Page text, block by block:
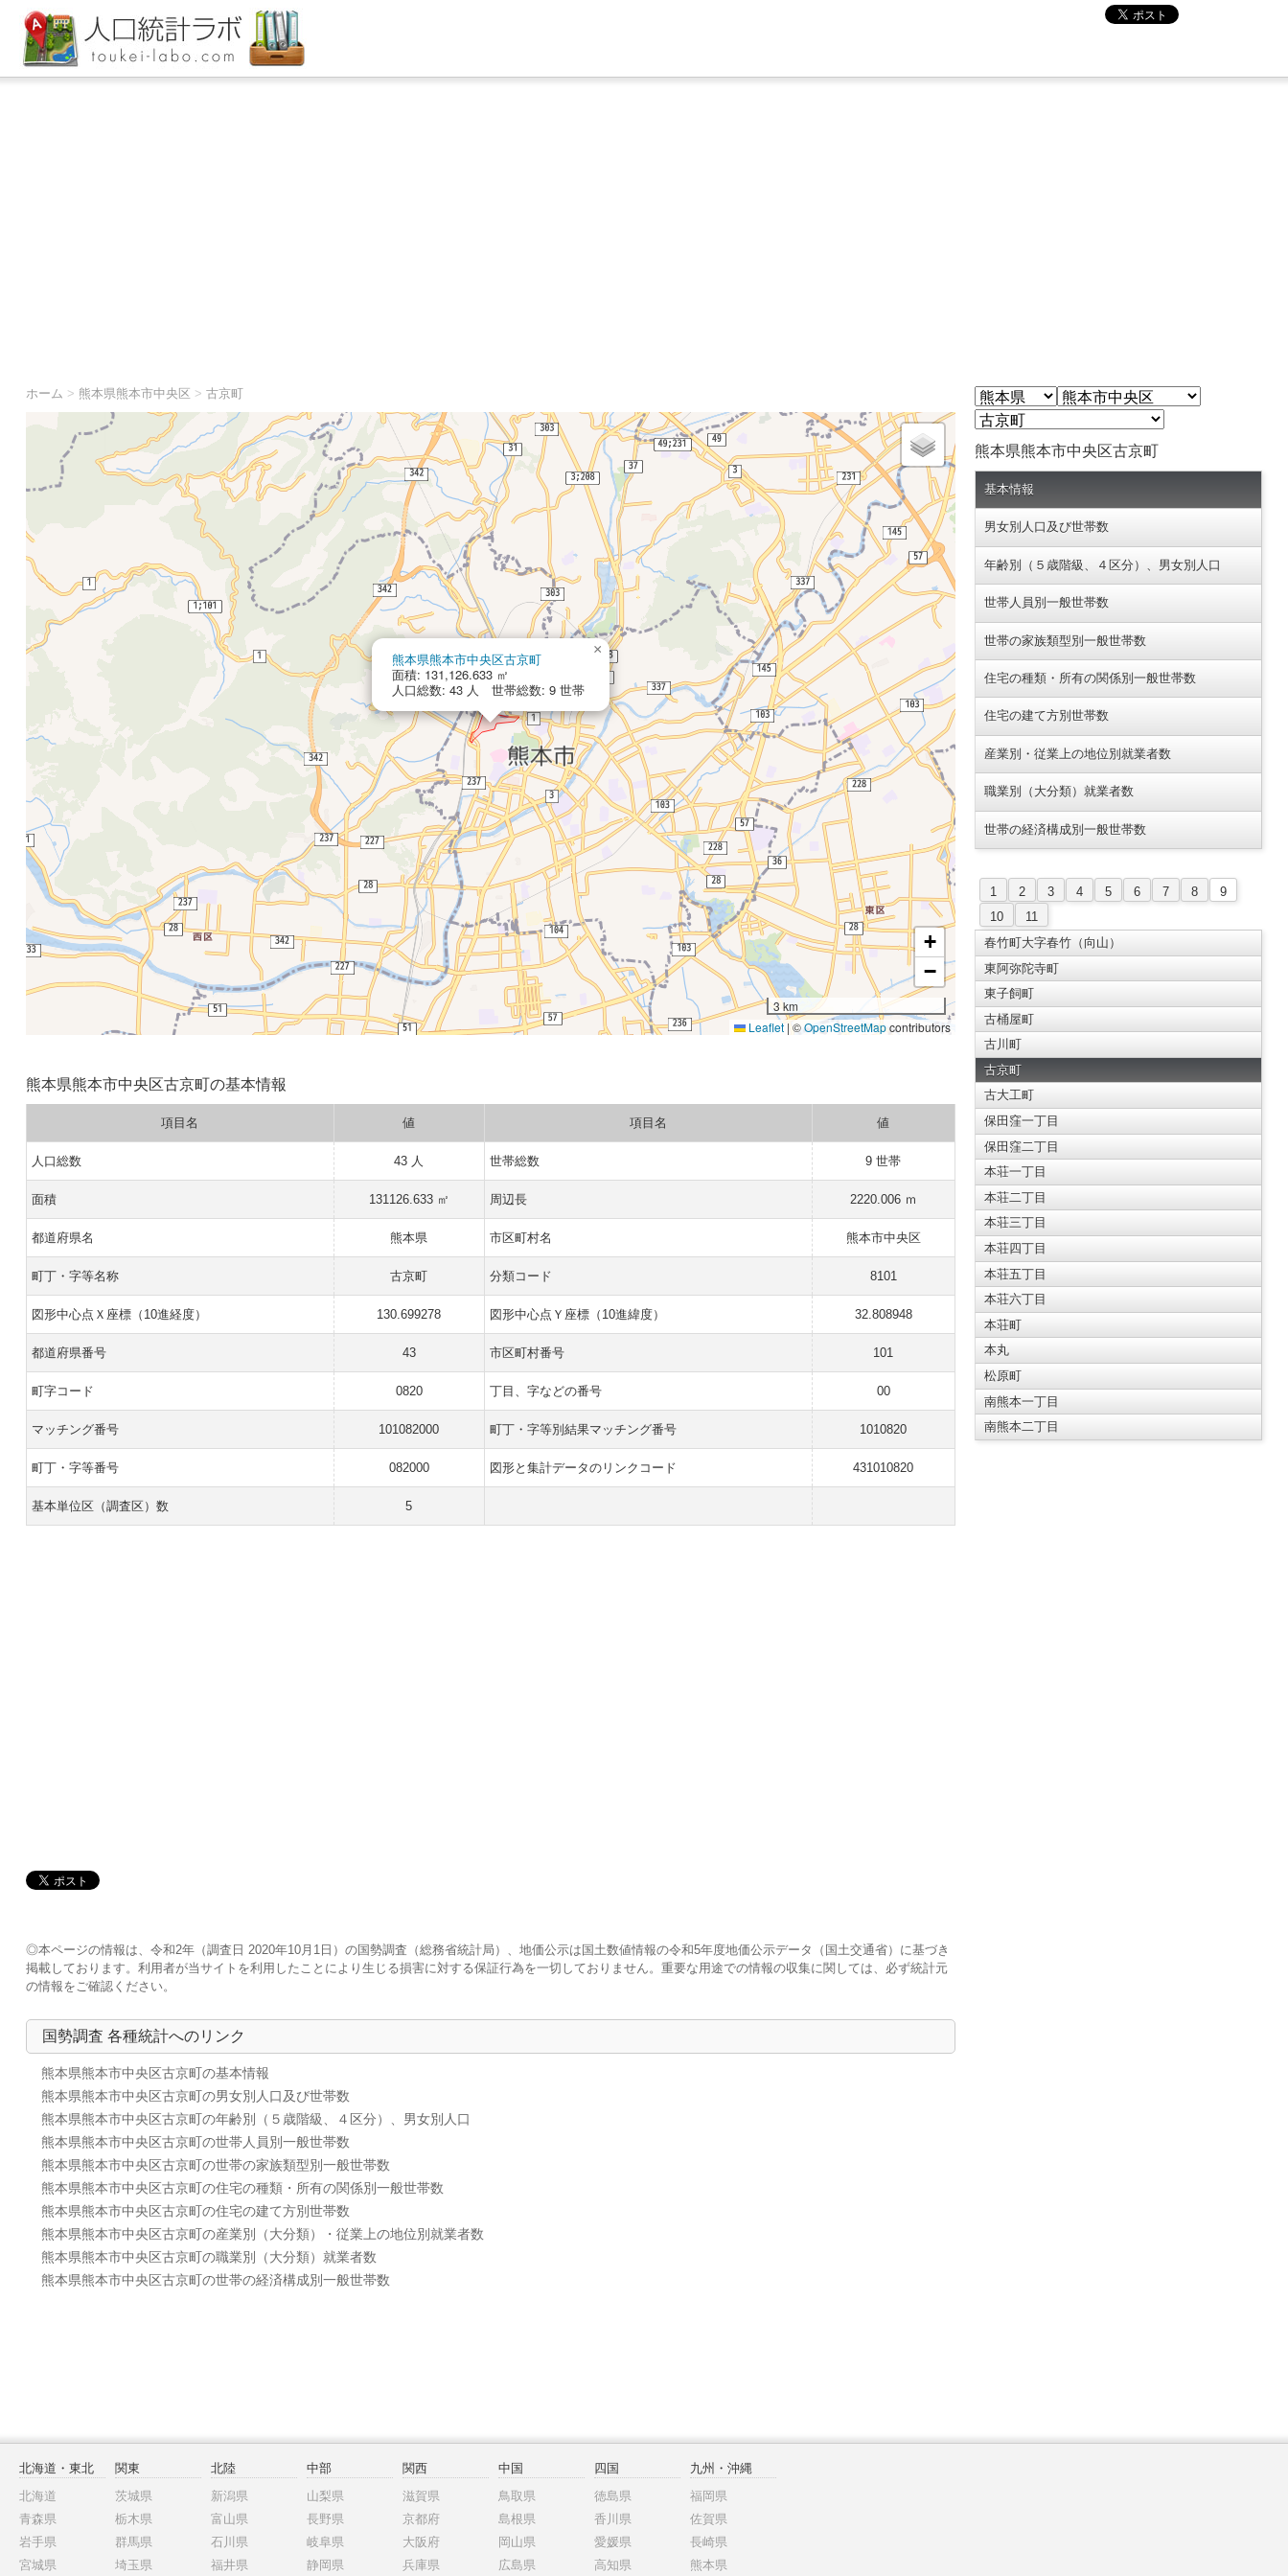
ホーム > 熊本県熊本市中央区 > 古京町
熊本県熊本市中央区古京町
面積: 131,126.633 ㎡
人口総数: 43 人 世帯総数: 9 世帯
×
+
−
3 km
Leaflet | ©OpenStreetMapcontributors
熊本県熊本市中央区古京町の基本情報
項目名 値 項目名 値
人口総数 43 人 世帯総数 9 世帯
面積 131126.633 ㎡ 周辺長 2220.006 ｍ
都道府県名 熊本県 市区町村名 熊本市中央区
町丁・字等名称 古京町 分類コード 8101
図形中心点Ｘ座標（10進経度） 130.699278 図形中心点Ｙ座標（10進緯度） 32.808948
都道府県番号 43 市区町村番号 101
町字コード 0820 丁目、字などの番号 00
マッチング番号 101082000 町丁・字等別結果マッチング番号 1010820
町丁・字等番号 082000 図形と集計データのリンクコード 431010820
基本単位区（調査区）数 5
◎本ページの情報は、令和2年（調査日 2020年10月1日）の国勢調査（総務省統計局）、地価公示は国土数値情報の令和5年度地価公示データ（国土交通省）に基づき
掲載しております。利用者が当サイトを利用したことにより生じる損害に対する保証行為を一切しておりません。重要な用途での情報の収集に関しては、必ず統計元
の情報をご確認ください。
国勢調査 各種統計へのリンク
熊本県熊本市中央区古京町の基本情報
熊本県熊本市中央区古京町の男女別人口及び世帯数
熊本県熊本市中央区古京町の年齢別（５歳階級、４区分）、男女別人口
熊本県熊本市中央区古京町の世帯人員別一般世帯数
熊本県熊本市中央区古京町の世帯の家族類型別一般世帯数
熊本県熊本市中央区古京町の住宅の種類・所有の関係別一般世帯数
熊本県熊本市中央区古京町の住宅の建て方別世帯数
熊本県熊本市中央区古京町の産業別（大分類）・従業上の地位別就業者数
熊本県熊本市中央区古京町の職業別（大分類）就業者数
熊本県熊本市中央区古京町の世帯の経済構成別一般世帯数
熊本県熊本市中央区古京町
基本情報
男女別人口及び世帯数
年齢別（５歳階級、４区分）、男女別人口
世帯人員別一般世帯数
世帯の家族類型別一般世帯数
住宅の種類・所有の関係別一般世帯数
住宅の建て方別世帯数
産業別・従業上の地位別就業者数
職業別（大分類）就業者数
世帯の経済構成別一般世帯数
1 2 3 4 5 6 7 8
9
10
11
春竹町大字春竹（向山）
東阿弥陀寺町
東子飼町
古桶屋町
古川町
古京町
古大工町
保田窪一丁目
保田窪二丁目
本荘一丁目
本荘二丁目
本荘三丁目
本荘四丁目
本荘五丁目
本荘六丁目
本荘町
本丸
松原町
南熊本一丁目
南熊本二丁目
北海道・東北
北海道
青森県
岩手県
宮城県
関東
茨城県
栃木県
群馬県
埼玉県
北陸
新潟県
富山県
石川県
福井県
中部
山梨県
長野県
岐阜県
静岡県
関西
滋賀県
京都府
大阪府
兵庫県
中国
鳥取県
島根県
岡山県
広島県
四国
徳島県
香川県
愛媛県
高知県
九州・沖縄
福岡県
佐賀県
長崎県
熊本県